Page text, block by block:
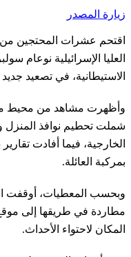
زيارة المصدر
اقتحم عشرات المحتجين
العليا الإسرائيلية
الاستيطانية، في تصعيد
وأظهرت مشاهد من محيط
شملت تحطيم نوافذ المنزل
الخارجية، فيما أفادت
بمركبة العائلة.
وبحسب المعطيات، أوقفت
مطاردة في طريقها إلى
المكان لاحتواء الأحداث.